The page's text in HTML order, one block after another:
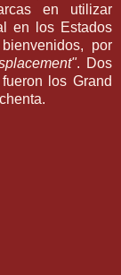
en utilizar
en los Estados
por
. Dos
los Grand